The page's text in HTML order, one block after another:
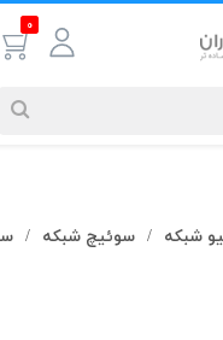
0
شبکه سوئیچ شبکه